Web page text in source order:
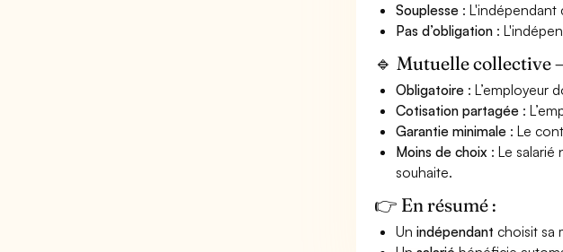
Souplesse : L'indépendant
Pas d’obligation :
🔹 Mutuelle collective
Obligatoire : L’employeur
Cotisation partagée :
Garantie minimale : Le
Moins de choix : Le
souhaite.
👉 En résumé :
Unindépendant choisit sa